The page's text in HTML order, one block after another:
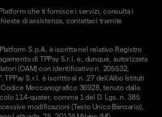
che ti fornisce i servizi, consulta i
di assistenza, contattaci tramite
S.p.A. è iscritta nel relativo Registro
di TPPay S.r.l. e, dunque, autorizzata
(OAM) con identificativo n. 205532,
S.r.l. è iscritto al n. 27 dell’Albo Istituti
Codice Meccanografico 36928, tenuto dalla
114-quater, comma 1 del D. Lgs. n. 385
modificazioni (Testo Unico Bancario),